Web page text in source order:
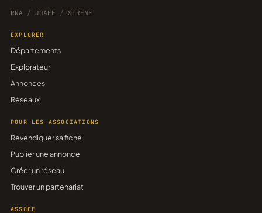
RNA / JOAFE / SIRENE
EXPLORER
Départements
Explorateur
Annonces
Réseaux
POUR LES ASSOCIATIONS
Revendiquer sa fiche
Publier une annonce
Créer un réseau
Trouver un partenariat
ASSOCE